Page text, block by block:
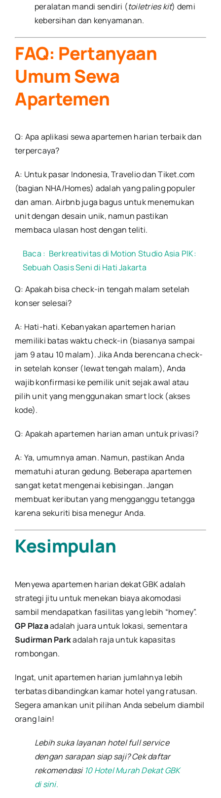
peralatan mandi sendiri (toiletries kit) demi
kebersihan dan kenyamanan.
FAQ: Pertanyaan
Umum Sewa
Apartemen
Q: Apa aplikasi sewa apartemen harian terbaik dan
terpercaya?
A: Untuk pasar Indonesia, Travelio dan Tiket.com
(bagian NHA/Homes) adalah yang paling populer
dan aman. Airbnb juga bagus untuk menemukan
unit dengan desain unik, namun pastikan
membaca ulasan host dengan teliti.
Baca : Berkreativitas di Motion Studio Asia PIK:
Sebuah Oasis Seni di Hati Jakarta
Q: Apakah bisa check-in tengah malam setelah
konser selesai?
A: Hati-hati. Kebanyakan apartemen harian
memiliki batas waktu check-in (biasanya sampai
jam 9 atau 10 malam). Jika Anda berencana check-
in setelah konser (lewat tengah malam), Anda
wajib konfirmasi ke pemilik unit sejak awal atau
pilih unit yang menggunakan smart lock (akses
kode).
Q: Apakah apartemen harian aman untuk privasi?
A: Ya, umumnya aman. Namun, pastikan Anda
mematuhi aturan gedung. Beberapa apartemen
sangat ketat mengenai kebisingan. Jangan
membuat keributan yang mengganggu tetangga
karena sekuriti bisa menegur Anda.
Kesimpulan
Menyewa apartemen harian dekat GBK adalah
strategi jitu untuk menekan biaya akomodasi
sambil mendapatkan fasilitas yang lebih “homey”.
GP Plazaadalah juara untuk lokasi, sementara
Sudirman Parkadalah raja untuk kapasitas
rombongan.
Ingat, unit apartemen harian jumlahnya lebih
terbatas dibandingkan kamar hotel yang ratusan.
Segera amankan unit pilihan Anda sebelum diambil
orang lain!
Lebih suka layanan hotel full service
dengan sarapan siap saji? Cek daftar
rekomendasi 10 Hotel Murah Dekat GBK
di sini.